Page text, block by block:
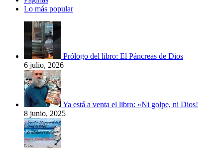
Lo más popular
Prólogo del libro: El Páncreas de Dios
6 julio, 2026
Ya está a venta el libro: «Ni golpe, ni Dios!
8 junio, 2025